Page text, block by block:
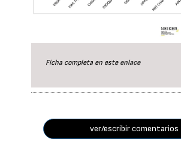
Ficha completa en este enlace
ver/escribir comentarios